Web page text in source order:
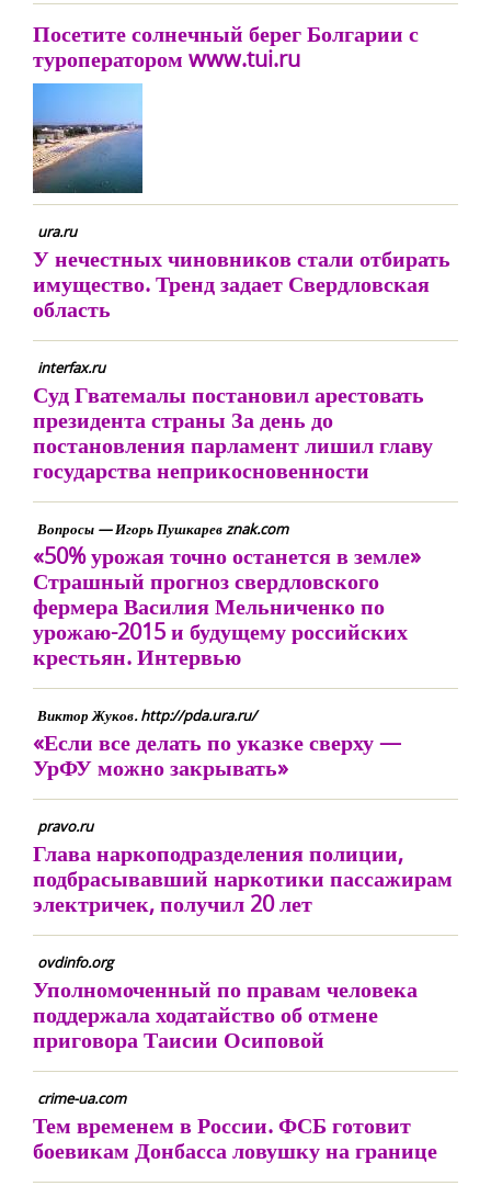
Посетите солнечный берег Болгарии с
туроператором www.tui.ru
ura.ru
У нечестных чиновников стали отбирать
имущество. Тренд задает Свердловская
область
interfax.ru
Суд Гватемалы постановил арестовать
президента страны За день до
постановления парламент лишил главу
государства неприкосновенности
Вопросы — Игорь Пушкарев znak.com
«50% урожая точно останется в земле»
Страшный прогноз свердловского
фермера Василия Мельниченко по
урожаю-2015 и будущему российских
крестьян. Интервью
Виктор Жуков. http://pda.ura.ru/
«Если все делать по указке сверху —
УрФУ можно закрывать»
pravo.ru
Глава наркоподразделения полиции,
подбрасывавший наркотики пассажирам
электричек, получил 20 лет
ovdinfo.org
Уполномоченный по правам человека
поддержала ходатайство об отмене
приговора Таисии Осиповой
crime-ua.com
Тем временем в России. ФСБ готовит
боевикам Донбасса ловушку на границе